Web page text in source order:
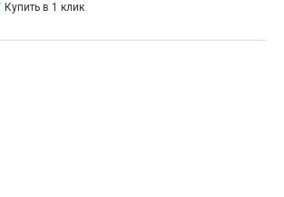
Купить в 1 клик